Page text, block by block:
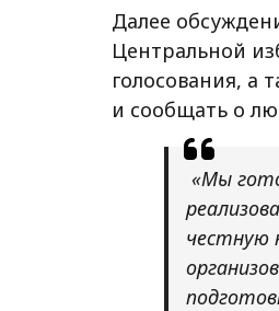
Далее
Центральной
голосования, а
и сообщать о
«Мы
честную